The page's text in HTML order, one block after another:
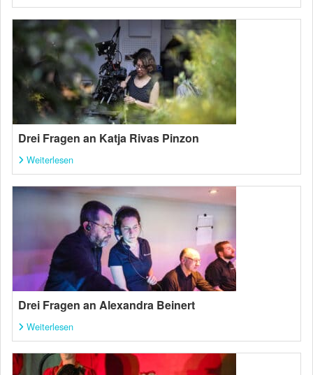
Drei Fragen an Katja Rivas Pinzon
Weiterlesen
Drei Fragen an Alexandra Beinert
Weiterlesen